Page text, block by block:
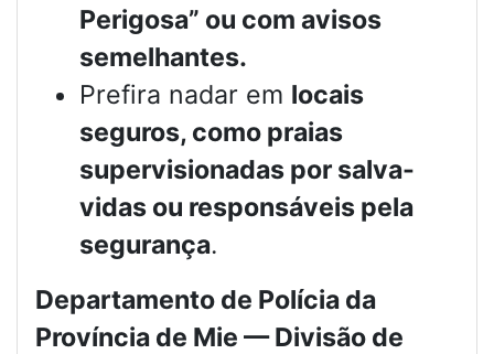
Perigosa” ou com avisos
semelhantes.
Prefira nadar em locais
seguros, como praias
supervisionadas por salva-
vidas ou responsáveis pela
segurança.
Departamento de Polícia da
Província de Mie — Divisão de